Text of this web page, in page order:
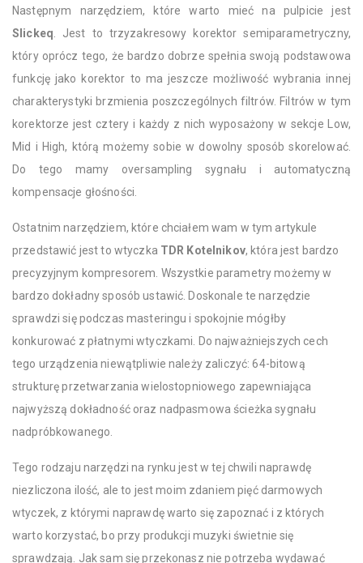
Następnym narzędziem, które warto mieć na pulpicie jest
Slickeq . Jest to trzyzakresowy korektor semiparametryczny,
który oprócz tego, że bardzo dobrze spełnia swoją podstawowa
funkcję jako korektor to ma jeszcze możliwość wybrania innej
charakterystyki brzmienia poszczególnych filtrów. Filtrów w tym
korektorze jest cztery i każdy z nich wyposażony w sekcje Low,
Mid i High, którą możemy sobie w dowolny sposób skorelować.
Do tego mamy oversampling sygnału i automatyczną
kompensacje głośności.
Ostatnim narzędziem, które chciałem wam w tym artykule
przedstawić jest to wtyczka TDR Kotelnikov, która jest bardzo
precyzyjnym kompresorem. Wszystkie parametry możemy w
bardzo dokładny sposób ustawić. Doskonale te narzędzie
sprawdzi się podczas masteringu i spokojnie mógłby
konkurować z płatnymi wtyczkami. Do najważniejszych cech
tego urządzenia niewątpliwie należy zaliczyć: 64-bitową
strukturę przetwarzania wielostopniowego zapewniająca
najwyższą dokładność oraz nadpasmowa ścieżka sygnału
nadpróbkowanego.
Tego rodzaju narzędzi na rynku jest w tej chwili naprawdę
niezliczona ilość, ale to jest moim zdaniem pięć darmowych
wtyczek, z którymi naprawdę warto się zapoznać i z których
warto korzystać, bo przy produkcji muzyki świetnie się
sprawdzają. Jak sam się przekonasz nie potrzeba wydawać